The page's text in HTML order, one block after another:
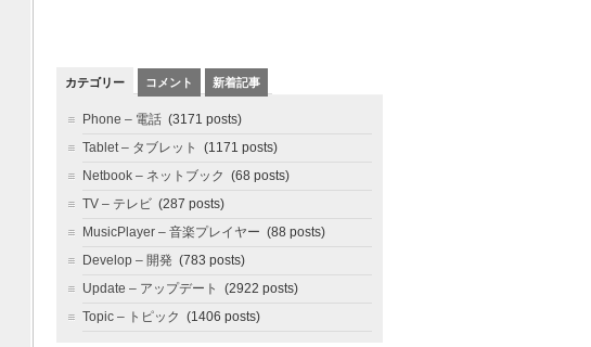
カテゴリー コメント 新着記事
Phone – 電話 (3171 posts)
Tablet – タブレット
(1171 posts)
Netbook – ネットブック (68 posts)
TV – テレビ (287 posts)
MusicPlayer – 音楽プレイヤー (88 posts)
Develop – 開発 (783 posts)
Update – アップデート
(2922 posts)
Topic – トピック (1406 posts)